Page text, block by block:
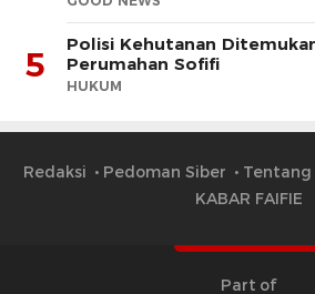
5
Polisi Kehutanan
Perumahan Sofifi
HUKUM
Redaksi Pedoman Siber Tentang
KABAR FAIFIE
Part of